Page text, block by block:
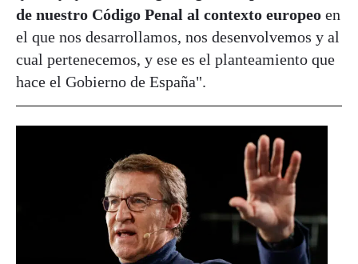
de nuestro Código Penal al contexto europeo en
el que nos desarrollamos, nos desenvolvemos y al
cual pertenecemos, y ese es el planteamiento que
hace el Gobierno de España".